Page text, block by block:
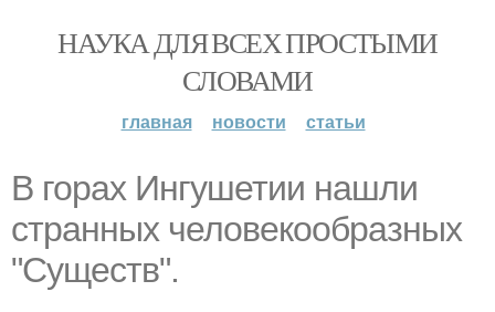
НАУКА ДЛЯ ВСЕХ ПРОСТЫМИ
СЛОВАМИ
главная новости статьи
В горах Ингушетии нашли
странных человекообразных
"Существ".